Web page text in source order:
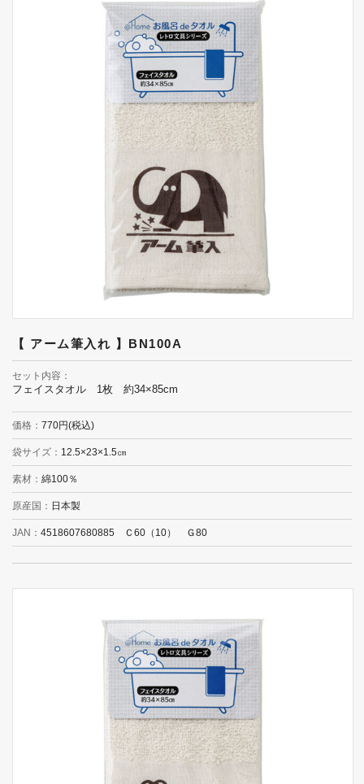
【 アーム筆入れ 】BN100A
セット内容
フェイスタオル 1枚 約34×85cm
価格 770円(税込)
袋サイズ 12.5×23×1.5㎝
素材 綿100％
原産国 日本製
JAN 4518607680885 Ｃ60（10） Ｇ80